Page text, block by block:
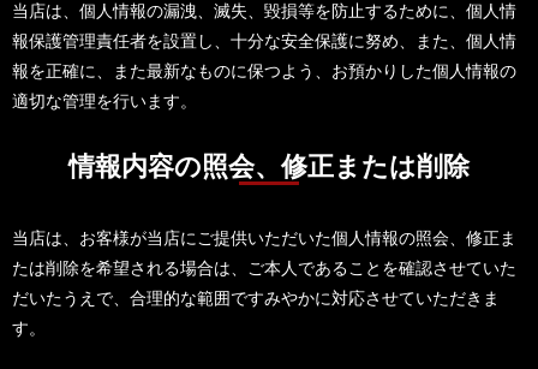
当店は、個人情報の漏洩、滅失、毀損等を防止するために、個人情
報保護管理責任者を設置し、十分な安全保護に努め、また、個人情
報を正確に、また最新なものに保つよう、お預かりした個人情報の
適切な管理を行います。
情報内容の照会、修正または削除
当店は、お客様が当店にご提供いただいた個人情報の照会、修正ま
たは削除を希望される場合は、ご本人であることを確認させていた
だいたうえで、合理的な範囲ですみやかに対応させていただきま
す。